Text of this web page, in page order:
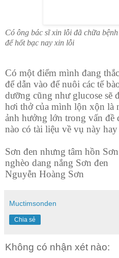
Có ông bác sĩ xin lỗi đã chữa
để hốt bạc nay xin lỗi
Có một điểm mình đang
để dẫn vào để nuôi các tế
dưỡng cũng như glucose sẽ
hơi thở của mình lộn xộn là
ảnh hưởng lớn trong vấn đề
nào có tài liệu về vụ này
Sơn đen nhưng tâm hồn
nghèo dang nắng Sơn đen
Nguyễn Hoàng Sơn
Muctimsonden
Chia sẻ
Không có nhận xét nào: